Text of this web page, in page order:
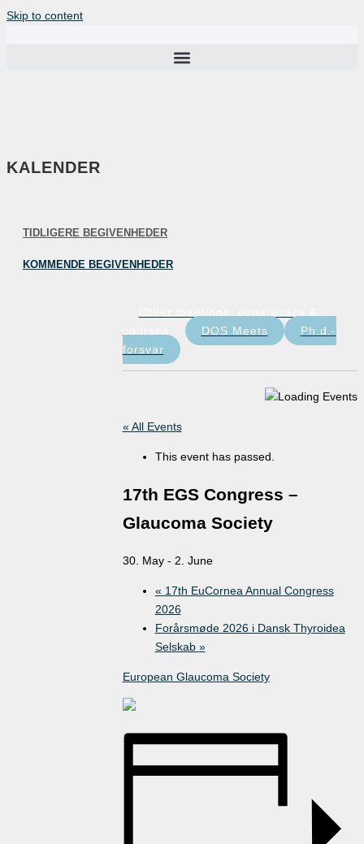
Skip to content
KALENDER
TIDLIGERE BEGIVENHEDER
KOMMENDE BEGIVENHEDER
DOS Meets
Ph.d.-
forsvar
« All Events
This event has passed.
17th EGS Congress –
Glaucoma Society
30. May- 2. June
« 17th EuCornea Annual Congress
2026
Forårsmøde 2026 i Dansk Thyroidea
Selskab »
European Glaucoma Society